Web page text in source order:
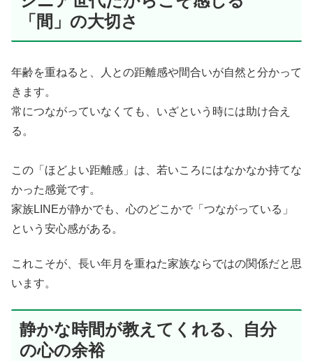
「間」の大切さ
年齢を重ねると、人との距離感や間合いが自然と分かって
きます。
常につながっていなくても、いざという時には助け合え
る。
この「ほどよい距離感」は、若いころにはなかなか持てな
かった感覚です。
家族LINEが静かでも、心のどこかで「つながっている」
という安心感がある。
これこそが、長い年月を重ねた家族ならではの関係だと思
います。
静かな時間が教えてくれる、自分
の心の余裕